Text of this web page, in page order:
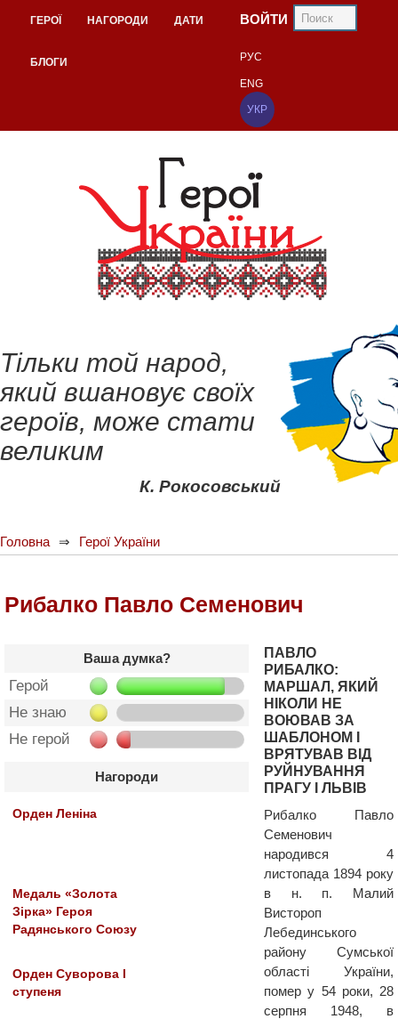
ГЕРОЇ НАГОРОДИ ДАТИ
БЛОГИ
ВОЙТИ
РУС
ENG
УКР
Тільки той народ,
який вшановує своїх
героїв, може стати
великим
К. Рокосовський
Головна Герої України
Рибалко Павло Семенович
Ваша думка?
Герой
Не знаю
Не герой
Нагороди
Орден Леніна
Медаль «Золота
Зірка» Героя
Радянського Союзу
Орден Суворова I
ступеня
ПАВЛО
РИБАЛКО:
МАРШАЛ, ЯКИЙ
НІКОЛИ НЕ
ВОЮВАВ ЗА
ШАБЛОНОМ І
ВРЯТУВАВ ВІД
РУЙНУВАННЯ
ПРАГУ І ЛЬВІВ
Рибалко Павло
Семенович
народився 4
листопада 1894 року
в н. п. Малий
Вистороп
Лебединського
району Сумської
області України,
помер у 54 роки, 28
серпня 1948, в